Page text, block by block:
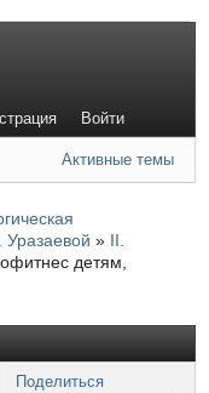
Войти
Активные темы
»
II.
детям,
Поделиться